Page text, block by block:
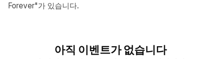
Forever"가 있습니다.
아직 이벤트가 없습니다